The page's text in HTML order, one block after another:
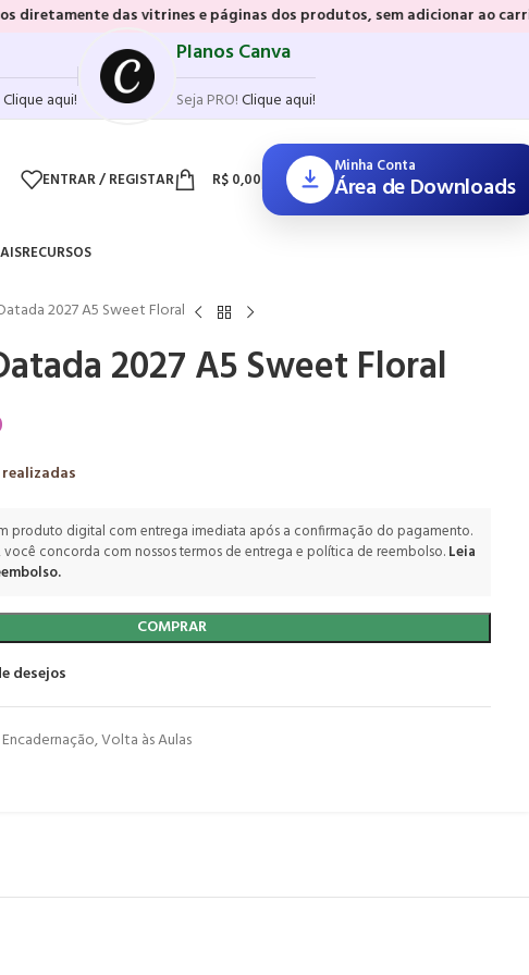
das vitrines e páginas dos produtos, sem adicionar ao carrinho e
Clique aqui!
Planos Canva
Seja PRO!Clique aqui!
ENTRAR / REGISTAR R$0,00
Minha Conta
Área de Downloads
RECURSOS
2027 A5 Sweet Floral
2027 A5 Sweet Floral
produto digital com entrega imediata após a confirmação do pagamento.
concorda com nossos termos de entrega e política de reembolso.Leia
COMPRAR
desejos
Encadernação,Volta às Aulas